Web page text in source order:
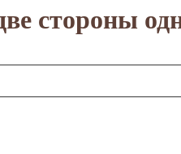
стороны